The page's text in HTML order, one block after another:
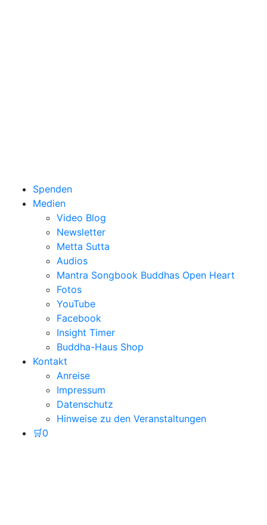
Spenden
Medien
Video Blog
Newsletter
Metta Sutta
Audios
Mantra Songbook Buddhas Open Heart
Fotos
YouTube
Facebook
Insight Timer
Buddha-Haus Shop
Kontakt
Anreise
Impressum
Datenschutz
Hinweise zu den Veranstaltungen
🛒0